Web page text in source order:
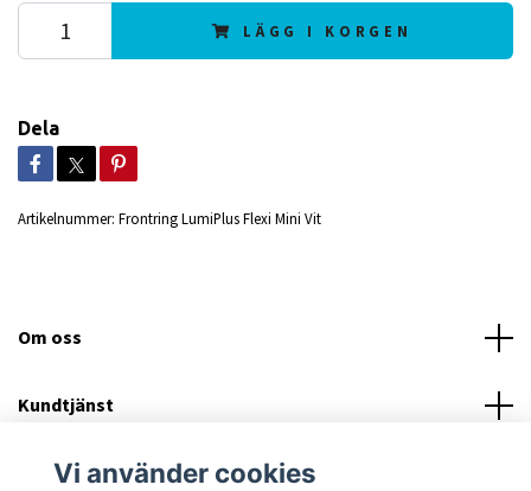
LÄGG I KORGEN
Dela
Artikelnummer: Frontring LumiPlus Flexi Mini Vit
Om oss
Kundtjänst
Läs merVi använder cookies